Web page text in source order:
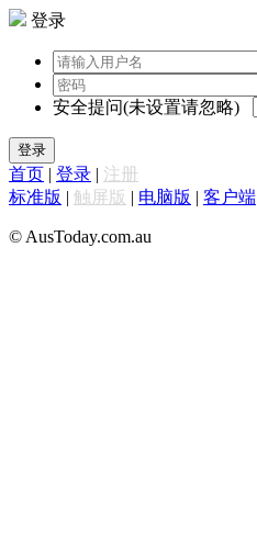
登录
安全提问(未设置请忽略)
登录
首页 | 登录 | 注册
标准版 | 触屏版 | 电脑版 | 客户端
© AusToday.com.au